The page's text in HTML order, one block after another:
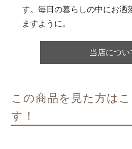
す。毎日の暮らしの中にお洒
ますように。
当店につい
この商品を見た方は
す！